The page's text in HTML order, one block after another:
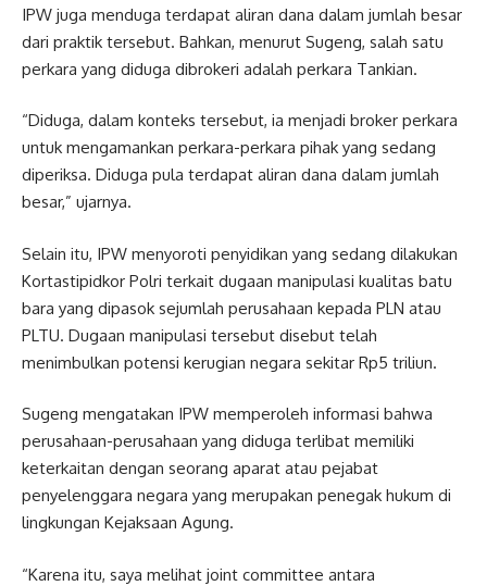
IPW juga menduga terdapat aliran dana dalam jumlah besar
dari praktik tersebut. Bahkan, menurut Sugeng, salah satu
perkara yang diduga dibrokeri adalah perkara Tankian.
“Diduga, dalam konteks tersebut, ia menjadi broker perkara
untuk mengamankan perkara-perkara pihak yang sedang
diperiksa. Diduga pula terdapat aliran dana dalam jumlah
besar,” ujarnya.
Selain itu, IPW menyoroti penyidikan yang sedang dilakukan
Kortastipidkor Polri terkait dugaan manipulasi kualitas batu
bara yang dipasok sejumlah perusahaan kepada PLN atau
PLTU. Dugaan manipulasi tersebut disebut telah
menimbulkan potensi kerugian negara sekitar Rp5 triliun.
Sugeng mengatakan IPW memperoleh informasi bahwa
perusahaan-perusahaan yang diduga terlibat memiliki
keterkaitan dengan seorang aparat atau pejabat
penyelenggara negara yang merupakan penegak hukum di
lingkungan Kejaksaan Agung.
“Karena itu, saya melihat joint committee antara